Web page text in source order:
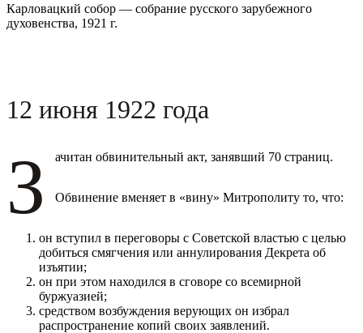
Карловацкий собор — собрание русского зарубежного
духовенства, 1921 г.
12 июня 1922 года
З ачитан обвинительный акт, занявший 70 страниц.
Обвинение вменяет в «вину» Митрополиту то, что:
он вступил в переговоры с Советской властью с целью
добиться смягчения или аннулирования Декрета об
изъятии;
он при этом находился в сговоре со всемирной
буржуазией;
средством возбуждения верующих он избрал
распространение копий своих заявлений.